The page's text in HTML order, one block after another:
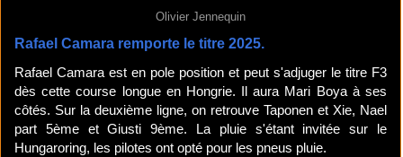
Olivier Jennequin
Rafael Camara remporte le titre 2025.
Rafael Camara est en pole position et peut s'adjuger le titre F3
dès cette course longue en Hongrie. Il aura Mari Boya à ses
côtés. Sur la deuxième ligne, on retrouve Taponen et Xie, Nael
part 5ème et Giusti 9ème. La pluie s'étant invitée sur le
Hungaroring, les pilotes ont opté pour les pneus pluie.